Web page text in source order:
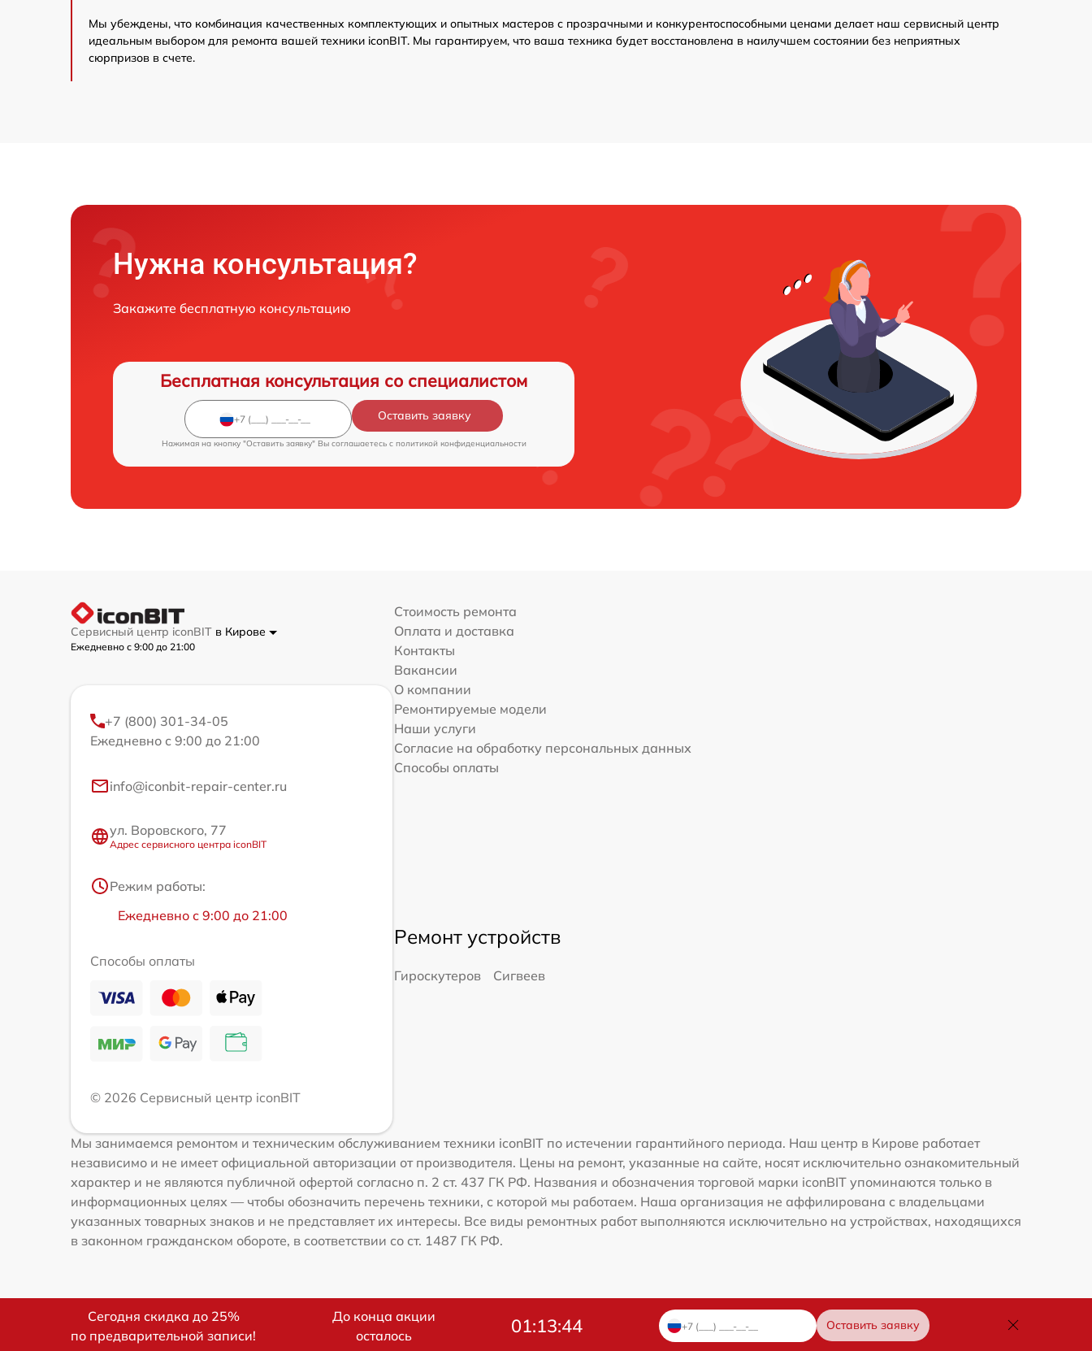
Мы убеждены, что комбинация качественных комплектующих и опытных мастеров с прозрачными и конкурентоспособными ценами делает наш сервисный центр
идеальным выбором для ремонта вашей техники iconBIT. Мы гарантируем, что ваша техника будет восстановлена в наилучшем состоянии без неприятных
сюрпризов в счете.
Нужна консультация?
Закажите бесплатную консультацию
Бесплатная консультация со специалистом
Оставить заявку
Нажимая на кнопку "Оставить заявку" Вы соглашаетесь c политикой конфиденциальности
Сервисный центр iconBIT в Кирове
Ежедневно с 9:00 до 21:00
+7 (800) 301-34-05
Ежедневно с 9:00 до 21:00
info@iconbit-repair-center.ru
ул. Воровского, 77
Адрес сервисного центра iconBIT
Режим работы:
Ежедневно с 9:00 до 21:00
Способы оплаты
© 2026 Сервисный центр iconBIT
Стоимость ремонта
Оплата и доставка
Контакты
Вакансии
О компании
Ремонтируемые модели
Наши услуги
Согласие на обработку персональных данных
Способы оплаты
Ремонт устройств
Гироскутеров Сигвеев
Мы занимаемся ремонтом и техническим обслуживанием техники iconBIT по истечении гарантийного периода. Наш центр в Кирове работает
независимо и не имеет официальной авторизации от производителя. Цены на ремонт, указанные на сайте, носят исключительно ознакомительный
характер и не являются публичной офертой согласно п. 2 ст. 437 ГК РФ. Названия и обозначения торговой марки iconBIT упоминаются только в
информационных целях — чтобы обозначить перечень техники, с которой мы работаем. Наша организация не аффилирована с владельцами
указанных товарных знаков и не представляет их интересы. Все виды ремонтных работ выполняются исключительно на устройствах, находящихся
в законном гражданском обороте, в соответствии со ст. 1487 ГК РФ.
Сегодня скидка до 25%
по предварительной записи!
До конца акции
осталось
01:13:43 Оставить заявку